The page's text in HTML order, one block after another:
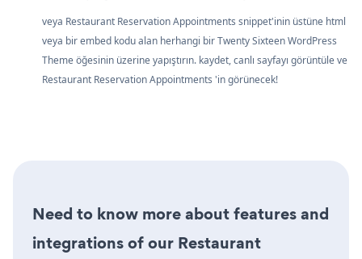
veya Restaurant Reservation Appointments snippet'inin üstüne html
veya bir embed kodu alan herhangi bir Twenty Sixteen WordPress
Theme öğesinin üzerine yapıştırın. kaydet, canlı sayfayı görüntüle ve
Restaurant Reservation Appointments 'in görünecek!
Need to know more about features and
integrations of our Restaurant